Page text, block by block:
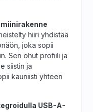
hiiri yhdistää
joka sopii
Sen ohut profiili ja
siistin ja
kauniisti yhteen
USB-A-